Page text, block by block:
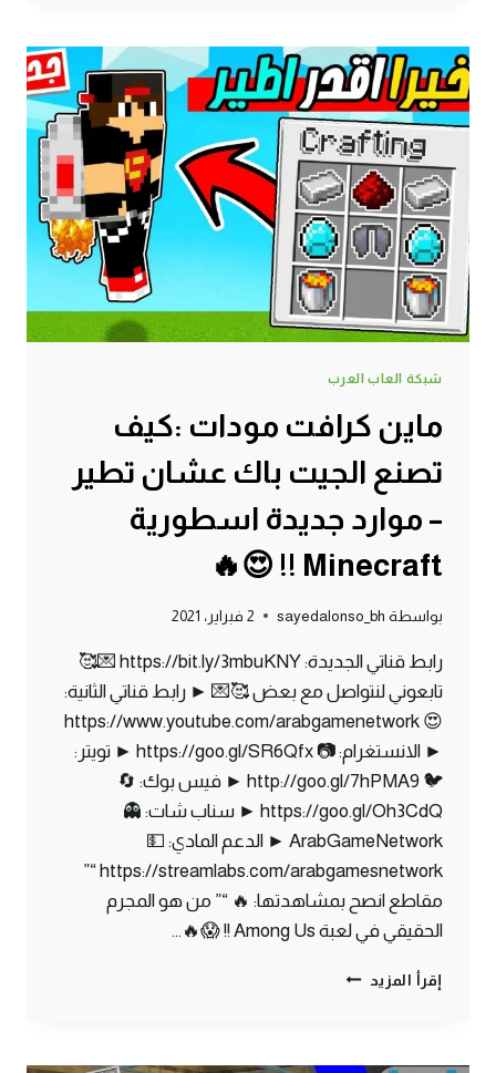
كيف
تصبغ
درعك
احمر
–
اجمل
درع
في
اللعبة
|
MINECRAFT
😍
شبكة العاب العرب
ماين كرافت مودات :كيف
تصنع الجيت باك عشان تطير
– موارد جديدة اسطورية
Minecraft !! 😍🔥
بواسطة sayedalonso_bh 2 فبراير، 2021
رابط قناتي الجديدة: https://bit.ly/3mbuKNY 💌🥰
تابعوني لنتواصل مع بعض 🥰💌 ► رابط قناتي الثانية:
😍 https://www.youtube.com/arabgamenetwork
► الانستغرام: 📷 https://goo.gl/SR6Qfx ► تويتر:
🐦 http://goo.gl/7hPMA9 ► فيس بوك: 🔄
https://goo.gl/Oh3CdQ ► سناب شات: 👻
ArabGameNetwork ► الدعم المادي: 💵
https://streamlabs.com/arabgamesnetwork “”
مقاطع انصح بمشاهدتها: 🔥 “” من هو المجرم
الحقيقي في لعبة Among Us !! 😱🔥…
إقرأ المزيد ماين
تصنع